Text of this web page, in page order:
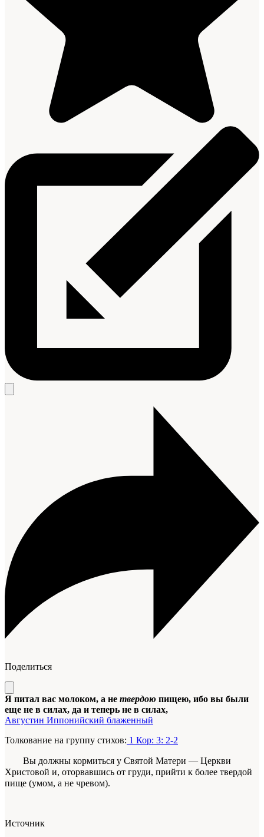
Поделиться
Я питал вас молоком, а не твердою пищею, ибо вы были
еще не в силах, да и теперь не в силах,
Августин Иппонийский блаженный
Толкование на группу стихов: 1 Кор: 3: 2-2
Вы должны кормиться у Святой Матери — Церкви
Христо­вой и, оторвавшись от груди, прийти к более твер­дой
пище (умом, а не чревом).
Источник